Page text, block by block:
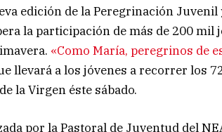
edición de la Peregrinación Juvenil
la participación de más de 200 mil
«Como María, peregrinos de
llevará a los jóvenes a recorrer los
la Virgen éste sábado.
por la Pastoral de Juventud del